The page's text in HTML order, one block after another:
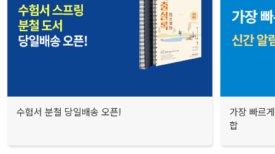
수험서 분철 당일배송 오픈!
가장 빠르
합